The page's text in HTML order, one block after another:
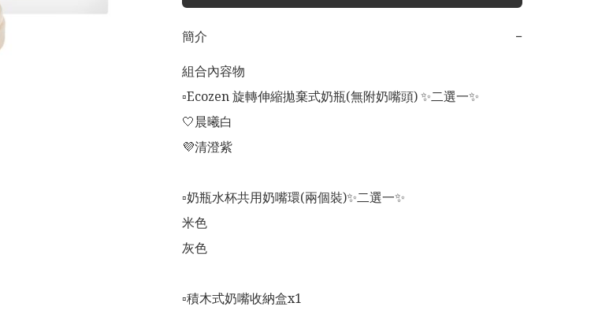
簡介
−
組合內容物
▫️Ecozen 旋轉伸縮拋棄式奶瓶(無附奶嘴頭) ✨二選一✨
🤍晨曦白
💜清澄紫
▫️奶瓶水杯共用奶嘴環(兩個裝)✨二選一✨
米色
灰色
▫️積木式奶嘴收納盒x1